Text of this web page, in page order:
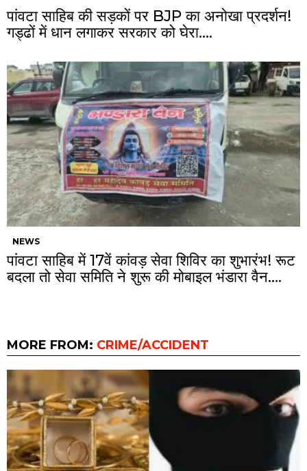
पांवटा साहिब की सड़कों पर BJP का अनोखा प्रदर्शन!
गड्ढों में धान लगाकर सरकार को घेरा….
NEWS
पांवटा साहिब में 17वें कांवड़ सेवा शिविर का शुभारंभ! रूट
बदला तो सेवा समिति ने शुरू की मोबाइल भंडारा वैन….
MORE FROM: CRIME/ACCIDENT